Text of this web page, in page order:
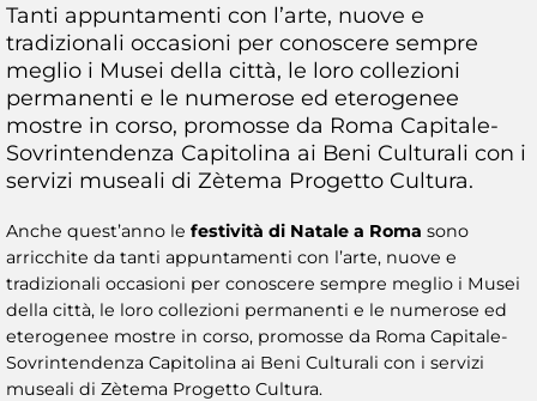
Tanti appuntamenti con l’arte, nuove e
tradizionali occasioni per conoscere sempre
meglio i Musei della città, le loro collezioni
permanenti e le numerose ed eterogenee
mostre in corso, promosse da Roma Capitale-
Sovrintendenza Capitolina ai Beni Culturali con i
servizi museali di Zètema Progetto Cultura.
Anche quest’anno le festività di Natale a Roma sono
arricchite da tanti appuntamenti con l’arte, nuove e
tradizionali occasioni per conoscere sempre meglio i Musei
della città, le loro collezioni permanenti e le numerose ed
eterogenee mostre in corso, promosse da Roma Capitale-
Sovrintendenza Capitolina ai Beni Culturali con i servizi
museali di Zètema Progetto Cultura.